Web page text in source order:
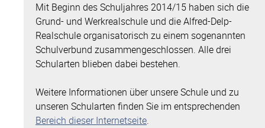
Mit Beginn des Schuljahres 2014/15 haben sich die
Grund- und Werkrealschule und die Alfred-Delp-
Realschule organisatorisch zu einem sogenannten
Schulverbund zusammengeschlossen. Alle drei
Schularten blieben dabei bestehen.
Weitere Informationen über unsere Schule und zu
unseren Schularten finden Sie im entsprechenden
Bereich dieser Internetseite.